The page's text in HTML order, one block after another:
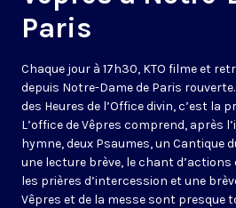
Paris
Chaque jour à 17h30, KTO filme et
depuis Notre-Dame de Paris
des Heures de l’Office divin, c’est la
L’office de Vêpres comprend, après
hymne, deux Psaumes, un Cantique
une lecture brève, le chant
les prières d’intercession et une
Vêpres et de la messe sont presque